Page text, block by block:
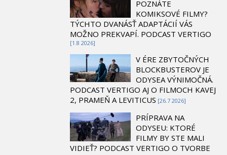
POZNÁTE
KOMIKSOVÉ FILMY?
TÝCHTO DVANÁSŤ ADAPTÁCIÍ VÁS
MOŽNO PREKVAPÍ. PODCAST VERTIGO
[1.8 2026]
V ÉRE ZBYTOČNÝCH
BLOCKBUSTEROV JE
ODYSEA VÝNIMOČNÁ.
PODCAST VERTIGO AJ O FILMOCH KAVEJ
2, PRAMEŇ A LEVITICUS [26.7 2026]
PRÍPRAVA NA
ODYSEU: KTORÉ
FILMY BY STE MALI
VIDIEŤ? PODCAST VERTIGO O TVORBE